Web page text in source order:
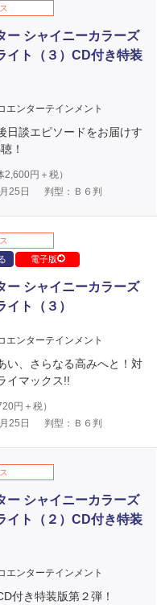
ー シャイニーカラーズ
イト（３）CD付き特装
エンターテインメント
日談エピソードをお届けす
！
2,600円＋税）
25日
判型：Ｂ６判
電子版
ー シャイニーカラーズ
イト（３）
エンターテインメント
い、さらなる高みへと！対
イマックス!!
円＋税）
25日
判型：Ｂ６判
ー シャイニーカラーズ
イト（２）CD付き特装
エンターテインメント
付き特装版第２弾！